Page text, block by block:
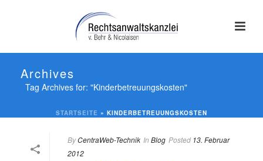
Archives
Tag Archives for: "Kinderbetreuungskosten"
STARTSEITE » KINDERBETREUUNGSKOSTEN
ByCentraWeb-Technik In Blog Posted 13. Februar
2012